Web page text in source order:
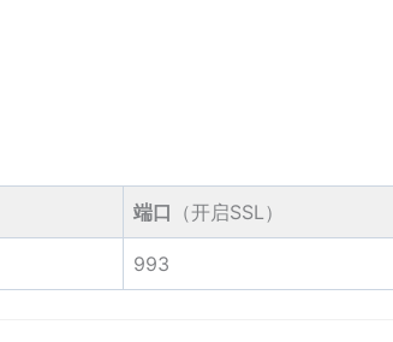
端口 （开启SSL）
993